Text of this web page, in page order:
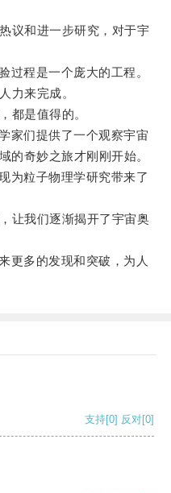
和进一步研究，对于宇
程是一个庞大的工程。
来完成。
是值得的。
们提供了一个观察宇宙
的奇妙之旅才刚刚开始。
粒子物理学研究带来了
我们逐渐揭开了宇宙奥
多的发现和突破，为人
支持[0] 反对[0]